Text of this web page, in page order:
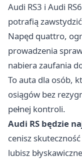
Audi RS3 i Audi
potrafią
Napęd quattro,
prowadzenia
nabiera zaufania
To auta dla osób,
osiągów bez
pełnej kontroli.
Audi RS będzie
cenisz
lubisz